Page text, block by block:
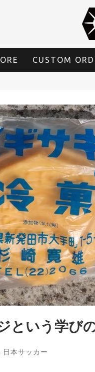
CUSTOM
という学び
日本サッカー